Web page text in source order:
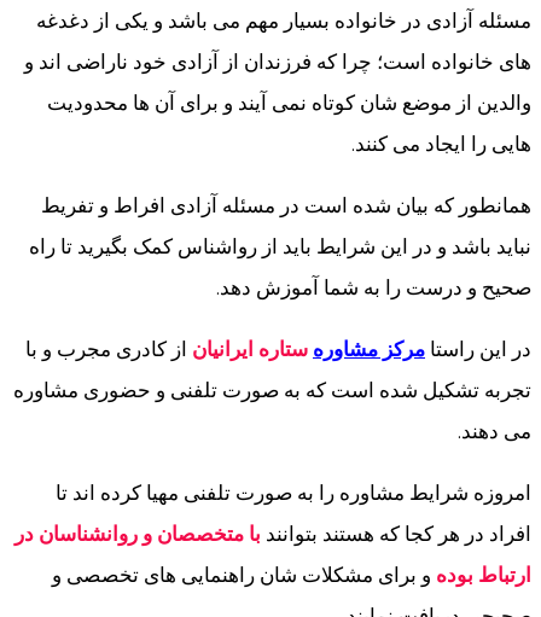
مسئله آزادی در خانواده بسیار مهم می باشد و یکی از دغدغه
های خانواده است؛ چرا که فرزندان از آزادی خود ناراضی اند و
والدین از موضع شان کوتاه نمی آیند و برای آن ها محدودیت
هایی را ایجاد می کنند.
همانطور که بیان شده است در مسئله آزادی افراط و تفریط
نباید باشد و در این شرایط باید از رواشناس کمک بگیرید تا راه
صحیح و درست را به شما آموزش دهد.
در این راستا مرکز مشاوره ستاره ایرانیان از کادری مجرب و با
تجربه تشکیل شده است که به صورت تلفنی و حضوری مشاوره
می دهند.
امروزه شرایط مشاوره را به صورت تلفنی مهیا کرده اند تا
افراد در هر کجا که هستند بتوانند با متخصصان و روانشناسان در
ارتباط بوده و برای مشکلات شان راهنمایی های تخصصی و